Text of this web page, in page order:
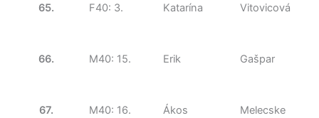
65. F40: 3. Katarína Vitovicová
66. M40: 15. Erik Gašpar
67. M40: 16. Ákos Melecske